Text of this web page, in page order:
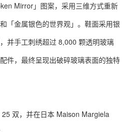
Mirror」图案，采用三维方式重新
「金属银色的世界观」。鞋面采用银
并手工刺绣超过 8,000 颗透明玻璃
件，最终呈现出破碎玻璃表面的独特
双，并在日本 Maison Margiela